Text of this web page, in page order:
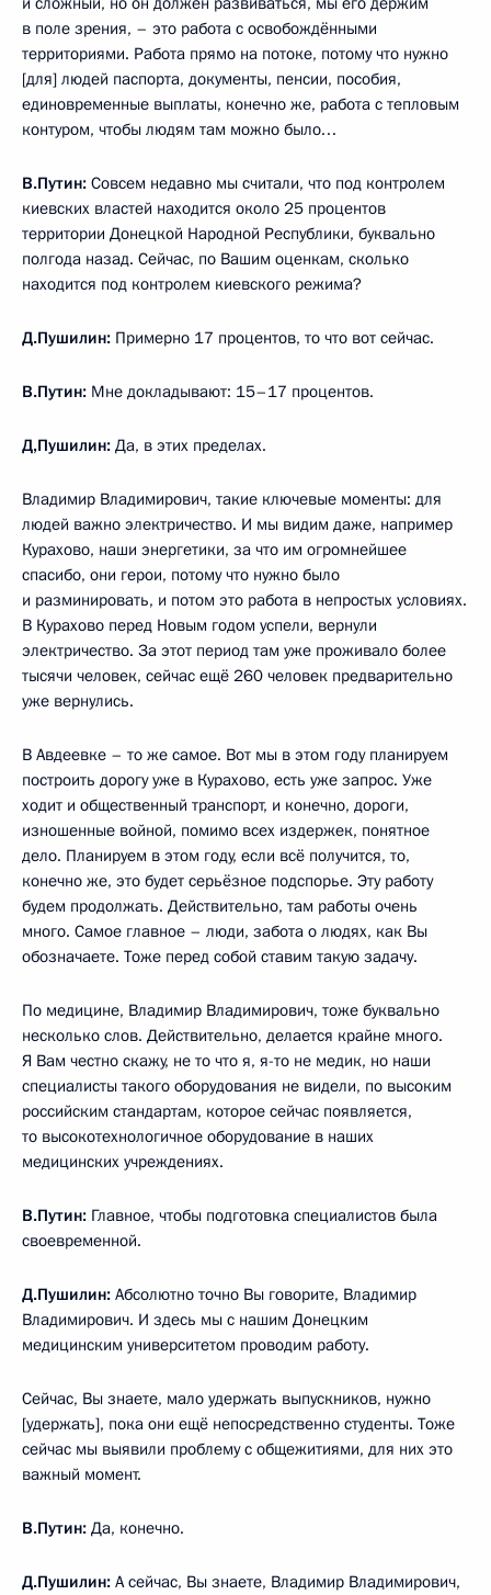
в поле зрения, – это работа с освобождёнными
территориями. Работа прямо на потоке, потому что нужно
[для] людей паспорта, документы, пенсии, пособия,
единовременные выплаты, конечно же, работа с тепловым
контуром, чтобы людям там можно было…
В.Путин: Совсем недавно мы считали, что под контролем
киевских властей находится около 25 процентов
территории Донецкой Народной Республики, буквально
полгода назад. Сейчас, по Вашим оценкам, сколько
находится под контролем киевского режима?
Д.Пушилин: Примерно 17 процентов, то что вот сейчас.
В.Путин: Мне докладывают: 15–17 процентов.
Д,Пушилин: Да, в этих пределах.
Владимир Владимирович, такие ключевые моменты: для
людей важно электричество. И мы видим даже, например
Курахово, наши энергетики, за что им огромнейшее
спасибо, они герои, потому что нужно было
и разминировать, и потом это работа в непростых условиях.
В Курахово перед Новым годом успели, вернули
электричество. За этот период там уже проживало более
тысячи человек, сейчас ещё 260 человек предварительно
уже вернулись.
В Авдеевке – то же самое. Вот мы в этом году планируем
построить дорогу уже в Курахово, есть уже запрос. Уже
ходит и общественный транспорт, и конечно, дороги,
изношенные войной, помимо всех издержек, понятное
дело. Планируем в этом году, если всё получится, то,
конечно же, это будет серьёзное подспорье. Эту работу
будем продолжать. Действительно, там работы очень
много. Самое главное – люди, забота о людях, как Вы
обозначаете. Тоже перед собой ставим такую задачу.
По медицине, Владимир Владимирович, тоже буквально
несколько слов. Действительно, делается крайне много.
Я Вам честно скажу, не то что я, я-то не медик, но наши
специалисты такого оборудования не видели, по высоким
российским стандартам, которое сейчас появляется,
то высокотехнологичное оборудование в наших
медицинских учреждениях.
В.Путин: Главное, чтобы подготовка специалистов была
своевременной.
Д.Пушилин: Абсолютно точно Вы говорите, Владимир
Владимирович. И здесь мы с нашим Донецким
медицинским университетом проводим работу.
Сейчас, Вы знаете, мало удержать выпускников, нужно
[удержать], пока они ещё непосредственно студенты. Тоже
сейчас мы выявили проблему с общежитиями, для них это
важный момент.
В.Путин: Да, конечно.
Д.Пушилин: А сейчас, Вы знаете, Владимир Владимирович,